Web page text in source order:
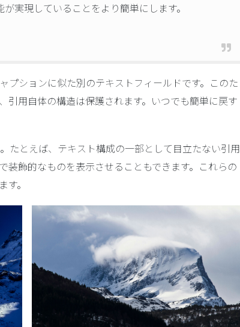
実現していることをより簡単にします。
プションに似た別のテキストフィールドです。このた
引用自体の​​構造は保護されます。いつでも簡単に戻す
たとえば、テキスト構成の一部として目立たない引用
装飾的なものを表示させることもできます。これらの
。